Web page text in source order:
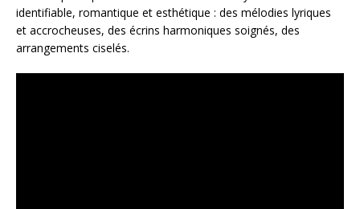
identifiable, romantique et esthétique : des mélodies lyriques
et accrocheuses, des écrins harmoniques soignés, des
arrangements ciselés.